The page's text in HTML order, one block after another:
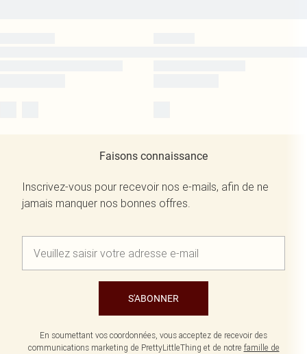
Faisons connaissance
Inscrivez-vous pour recevoir nos e-mails, afin de ne
jamais manquer nos bonnes offres.
S'ABONNER
En soumettant vos coordonnées, vous acceptez de recevoir des
communications marketing de PrettyLittleThing et de notre famille de